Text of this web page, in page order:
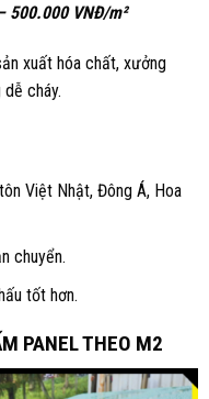
500.000 VNĐ/m²
xuất hóa chất, xưởng
cháy.
Việt Nhật, Đông Á, Hoa
chuyển.
tốt hơn.
PANEL THEO M2